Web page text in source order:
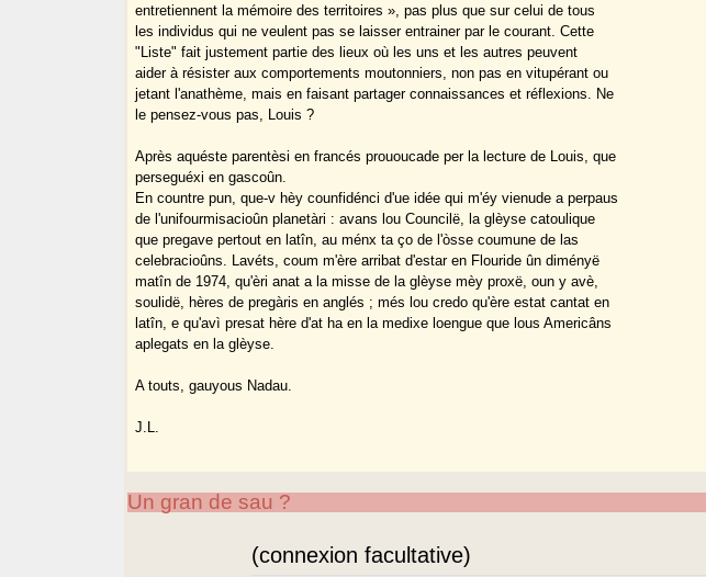
entretiennent la mémoire des territoires », pas plus que sur celui de tous
les individus qui ne veulent pas se laisser entrainer par le courant. Cette
"Liste" fait justement partie des lieux où les uns et les autres peuvent
aider à résister aux comportements moutonniers, non pas en vitupérant ou
jetant l'anathème, mais en faisant partager connaissances et réflexions. Ne
le pensez-vous pas, Louis ?
Après aquéste parentèsi en francés prououcade per la lecture de Louis, que
perseguéxi en gascoûn.
En countre pun, que-v hèy counfidénci d'ue idée qui m'éy vienude a perpaus
de l'unifourmisacioûn planetàri : avans lou Councilë, la glèyse catoulique
que pregave pertout en latîn, au ménx ta ço de l'òsse coumune de las
celebracioûns. Lavéts, coum m'ère arribat d'estar en Flouride ûn diményë
matîn de 1974, qu'èri anat a la misse de la glèyse mèy proxë, oun y avè,
soulidë, hères de pregàris en anglés ; més lou credo qu'ère estat cantat en
latîn, e qu'avì presat hère d'at ha en la medixe loengue que lous Americâns
aplegats en la glèyse.
A touts, gauyous Nadau.
J.L.
Un gran de sau ?
(connexion facultative)